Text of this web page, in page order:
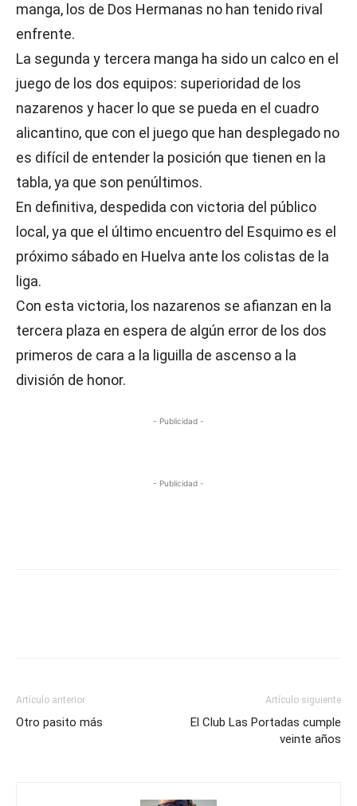
manga, los de Dos Hermanas no han tenido rival
enfrente.
La segunda y tercera manga ha sido un calco en el
juego de los dos equipos: superioridad de los
nazarenos y hacer lo que se pueda en el cuadro
alicantino, que con el juego que han desplegado no
es difícil de entender la posición que tienen en la
tabla, ya que son penúltimos.
En definitiva, despedida con victoria del público
local, ya que el último encuentro del Esquimo es el
próximo sábado en Huelva ante los colistas de la
liga.
Con esta victoria, los nazarenos se afianzan en la
tercera plaza en espera de algún error de los dos
primeros de cara a la liguilla de ascenso a la
división de honor.
- Publicidad -
- Publicidad -
Artículo anterior
Otro pasito más
Artículo siguiente
El Club Las Portadas cumple
veinte años